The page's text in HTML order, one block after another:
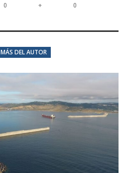
0 + 0
MÁS DEL AUTOR